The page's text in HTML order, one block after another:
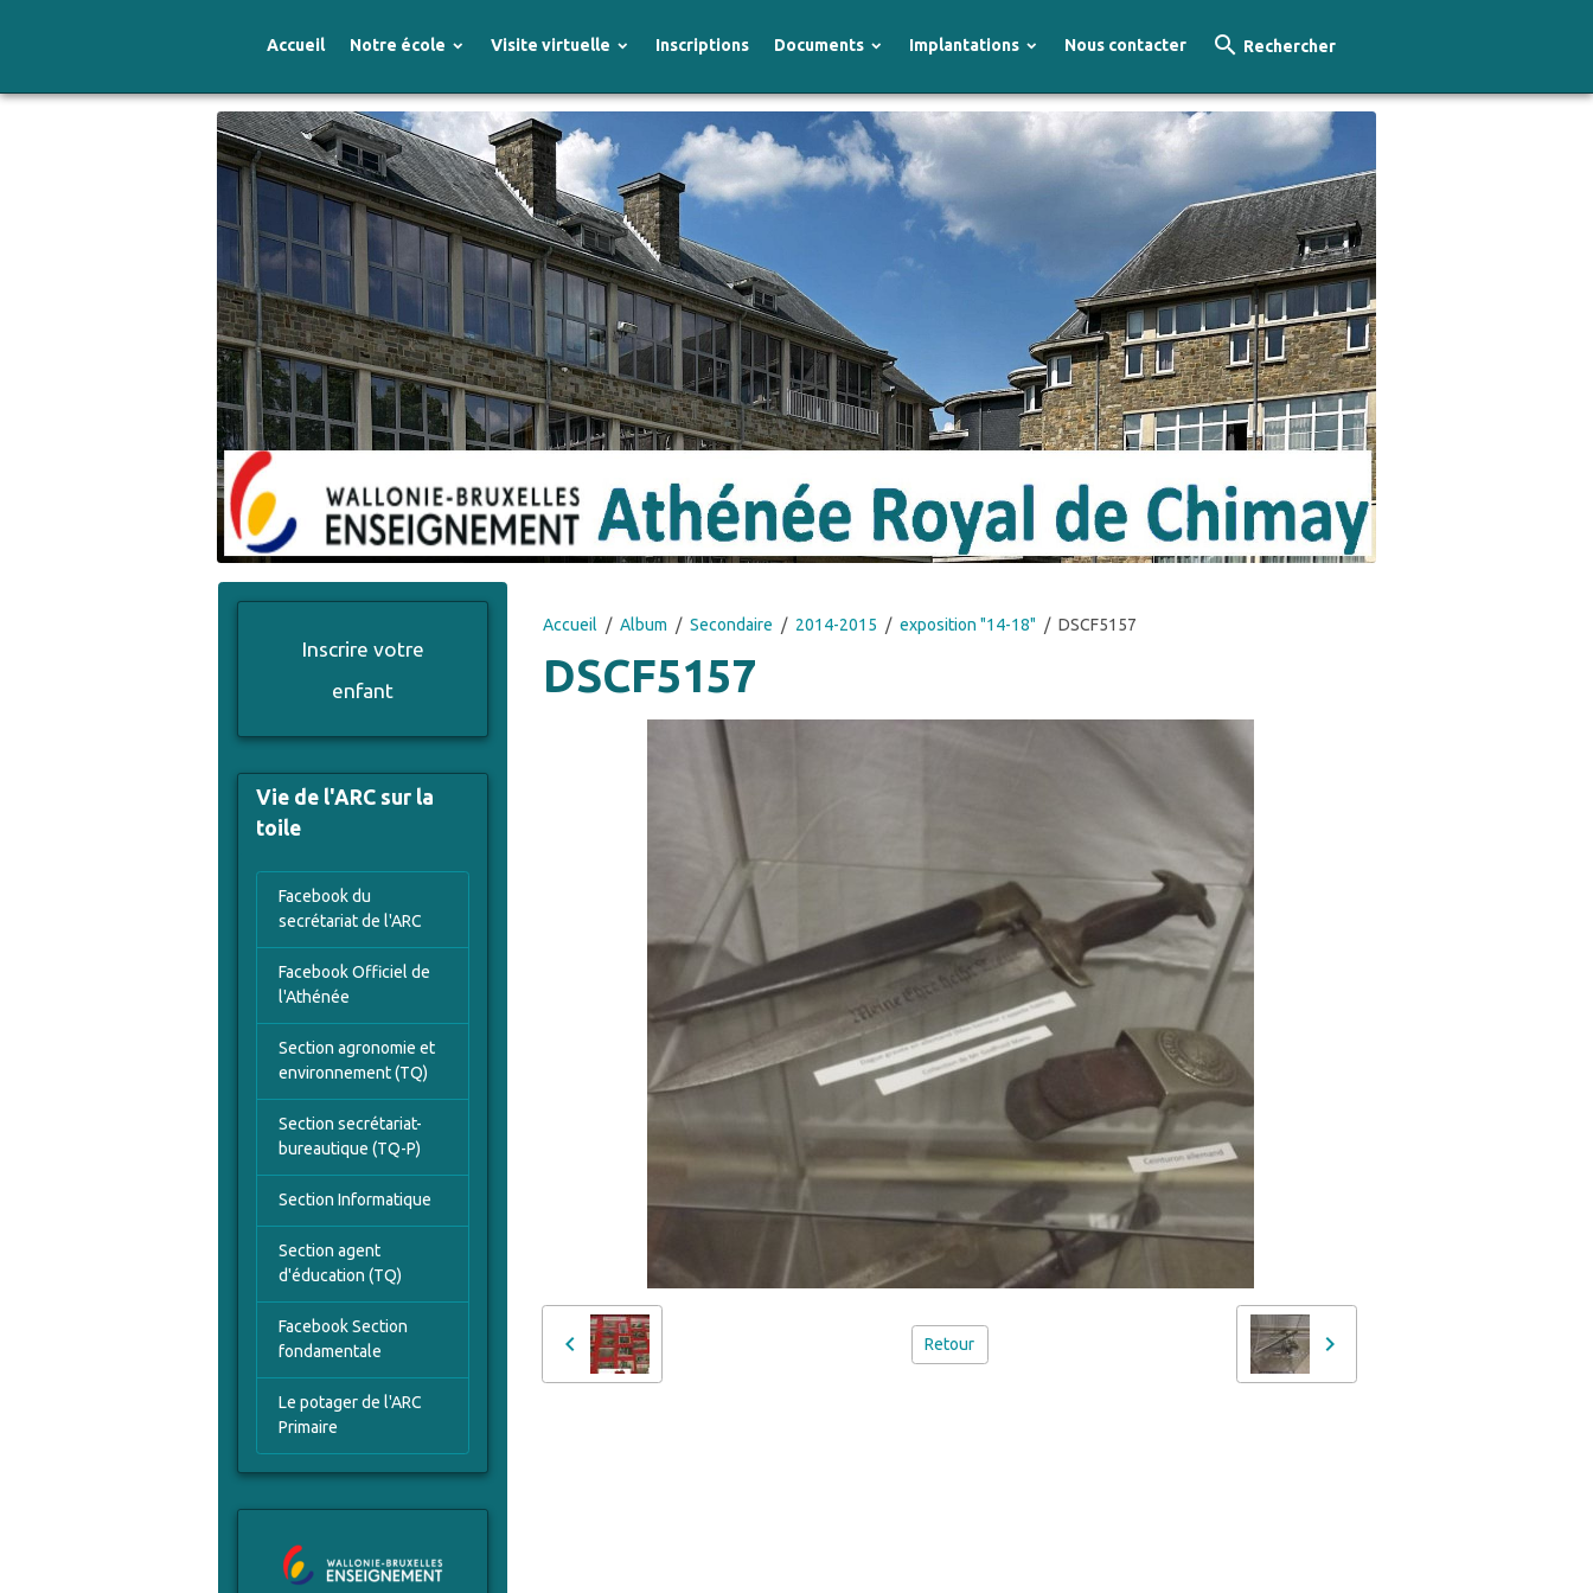
Accueil Notre école Visite virtuelle Inscriptions Documents Implantations Nous contacter Rechercher
Accueil Album Secondaire 2014-2015 exposition "14-18" DSCF5157
DSCF5157
Retour
Inscrire votre
enfant
Vie de l'ARC sur la
toile
Facebook du
secrétariat de l'ARC
Facebook Officiel de
l'Athénée
Section agronomie et
environnement (TQ)
Section secrétariat-
bureautique (TQ-P)
Section Informatique
Section agent
d'éducation (TQ)
Facebook Section
fondamentale
Le potager de l'ARC
Primaire